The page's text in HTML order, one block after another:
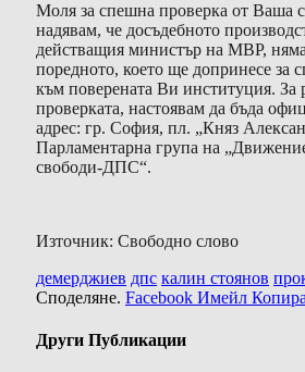
Моля за спешна проверка от Ваша
надявам, че досъдебното
действащия министър на МВР,
поредното, което ще допринесе за
към поверената Ви институция. За
проверката, настоявам да бъда
адрес: гр. София, пл. „Княз
Парламентарна група на
свободи-ДПС“.
Източник: Свободно слово
демерджиев дпс калин стоянов
Споделяне. Facebook Имейл
Други Публикации